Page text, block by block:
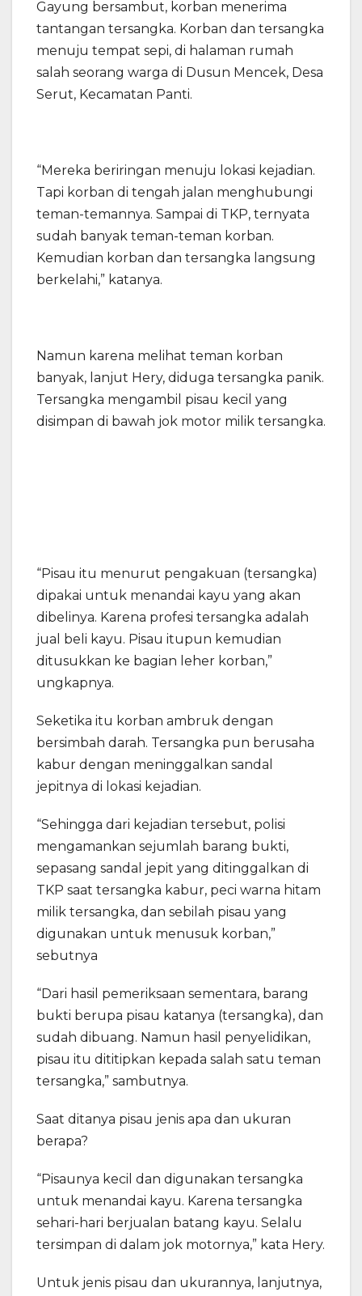
Gayung bersambut, korban menerima
tantangan tersangka. Korban dan tersangka
menuju tempat sepi, di halaman rumah
salah seorang warga di Dusun Mencek, Desa
Serut, Kecamatan Panti.
“Mereka beriringan menuju lokasi kejadian.
Tapi korban di tengah jalan menghubungi
teman-temannya. Sampai di TKP, ternyata
sudah banyak teman-teman korban.
Kemudian korban dan tersangka langsung
berkelahi,” katanya.
Namun karena melihat teman korban
banyak, lanjut Hery, diduga tersangka panik.
Tersangka mengambil pisau kecil yang
disimpan di bawah jok motor milik tersangka.
“Pisau itu menurut pengakuan (tersangka)
dipakai untuk menandai kayu yang akan
dibelinya. Karena profesi tersangka adalah
jual beli kayu. Pisau itupun kemudian
ditusukkan ke bagian leher korban,”
ungkapnya.
Seketika itu korban ambruk dengan
bersimbah darah. Tersangka pun berusaha
kabur dengan meninggalkan sandal
jepitnya di lokasi kejadian.
“Sehingga dari kejadian tersebut, polisi
mengamankan sejumlah barang bukti,
sepasang sandal jepit yang ditinggalkan di
TKP saat tersangka kabur, peci warna hitam
milik tersangka, dan sebilah pisau yang
digunakan untuk menusuk korban,”
sebutnya
“Dari hasil pemeriksaan sementara, barang
bukti berupa pisau katanya (tersangka), dan
sudah dibuang. Namun hasil penyelidikan,
pisau itu dititipkan kepada salah satu teman
tersangka,” sambutnya.
Saat ditanya pisau jenis apa dan ukuran
berapa?
“Pisaunya kecil dan digunakan tersangka
untuk menandai kayu. Karena tersangka
sehari-hari berjualan batang kayu. Selalu
tersimpan di dalam jok motornya,” kata Hery.
Untuk jenis pisau dan ukurannya, lanjutnya,